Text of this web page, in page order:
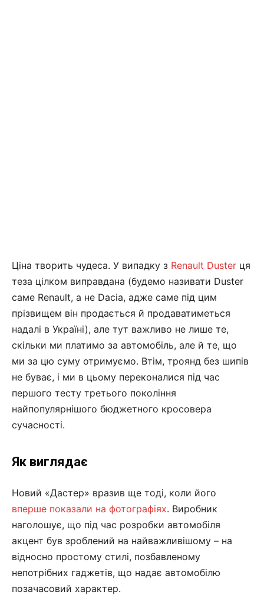
Ціна творить чудеса. У випадку з Renault Duster ця
теза цілком виправдана (будемо називати Duster
саме Renault, а не Dacia, адже саме під цим
прізвищем він продається й продаватиметься
надалі в Україні), але тут важливо не лише те,
скільки ми платимо за автомобіль, але й те, що
ми за цю суму отримуємо. Втім, троянд без шипів
не буває, і ми в цьому переконалися під час
першого тесту третього покоління
найпопулярнішого бюджетного кросовера
сучасності.
Як виглядає
Новий «Дастер» вразив ще тоді, коли його
вперше показали на фотографіях. Виробник
наголошує, що під час розробки автомобіля
акцент був зроблений на найважливішому – на
відносно простому стилі, позбавленому
непотрібних гаджетів, що надає автомобілю
позачасовий характер.